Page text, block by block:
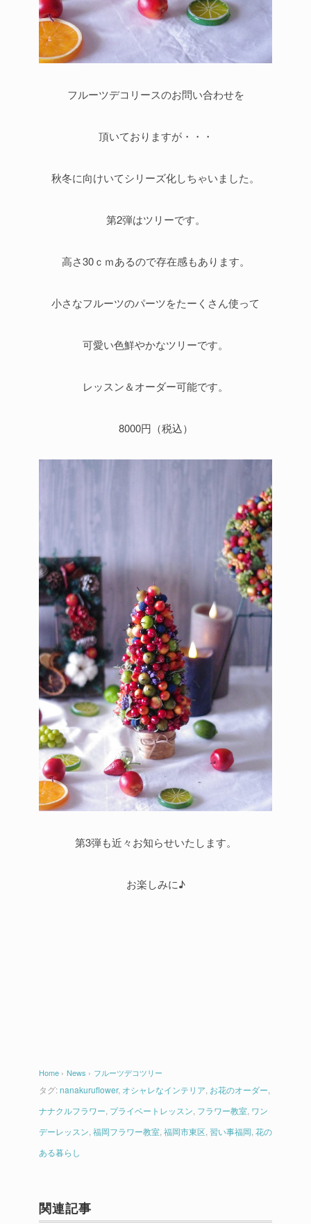
フルーツデコリースのお問い合わせを
頂いておりますが・・・
秋冬に向けいてシリーズ化しちゃいました。
第2弾はツリーです。
高さ30ｃｍあるので存在感もあります。
小さなフルーツのパーツをたーくさん使って
可愛い色鮮やかなツリーです。
レッスン＆オーダー可能です。
8000円（税込）
第3弾も近々お知らせいたします。
お楽しみに♪
Home › News › フルーツデコツリー
タグ:nanakuruflower, オシャレなインテリア お花のオーダー
ナナクルフラワー プライベートレッスン フラワー教室 ワン
デーレッスン 福岡フラワー教室 福岡市東区 習い事福岡 花の
ある暮らし
関連記事